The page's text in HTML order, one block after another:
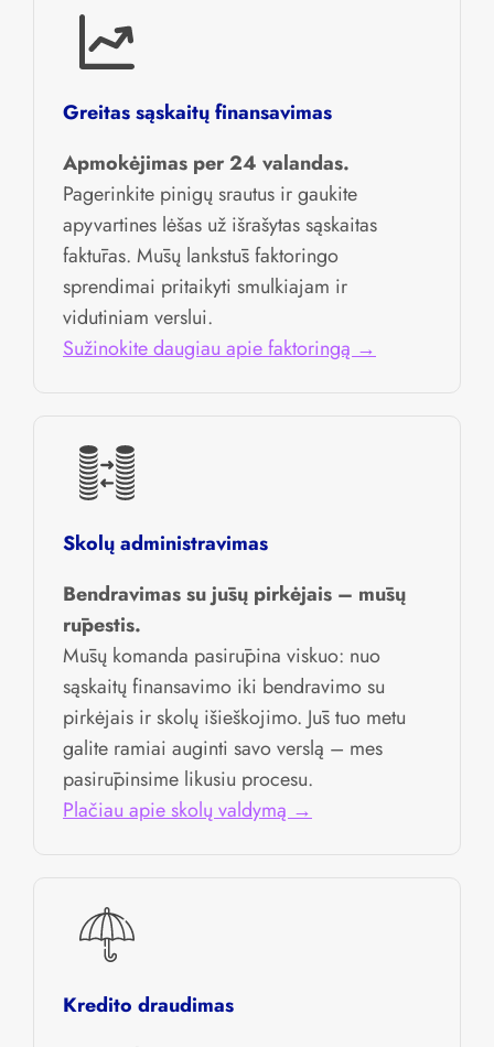
Greitas sąskaitų finansavimas
Apmokėjimas per 24 valandas.
Pagerinkite pinigų srautus ir gaukite
apyvartines lėšas už išrašytas sąskaitas
faktūras. Mūsų lankstūs faktoringo
sprendimai pritaikyti smulkiajam ir
vidutiniam verslui.
Sužinokite daugiau apie faktoringą →
Skolų administravimas
Bendravimas su jūsų pirkėjais – mūsų
rūpestis.
Mūsų komanda pasirūpina viskuo: nuo
sąskaitų finansavimo iki bendravimo su
pirkėjais ir skolų išieškojimo. Jūs tuo metu
galite ramiai auginti savo verslą – mes
pasirūpinsime likusiu procesu.
Plačiau apie skolų valdymą →
Kredito draudimas